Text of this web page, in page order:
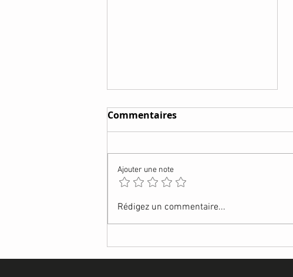
BARRES DE CÉRÉALES
Commentaires
Ajouter une note
Rédigez un commentaire...